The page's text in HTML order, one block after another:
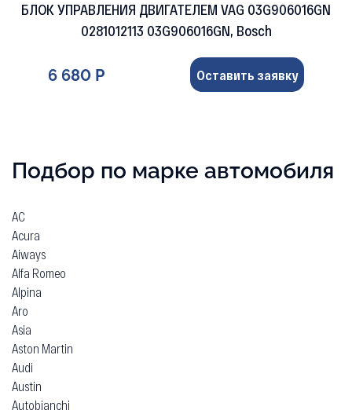
БЛОК УПРАВЛЕНИЯ ДВИГАТЕЛЕМ VAG 03G906016GN
0281012113 03G906016GN, Bosch
6 680 Р Оставить заявку
Подбор по марке автомобиля
AC
Acura
Aiways
Alfa Romeo
Alpina
Aro
Asia
Aston Martin
Audi
Austin
Autobianchi